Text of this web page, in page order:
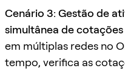
Cenário 3: Gestão de
simultânea de cotações
em múltiplas redes no
tempo, verifica as